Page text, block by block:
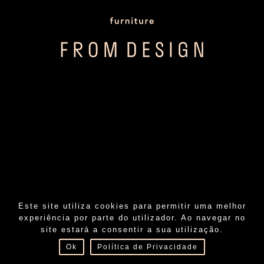
PT EN FR
Este site utiliza cookies para permitir uma melhor
experiência por parte do utilizador. Ao navegar no
site estará a consentir a sua utilização.
Ok Política de Privacidade